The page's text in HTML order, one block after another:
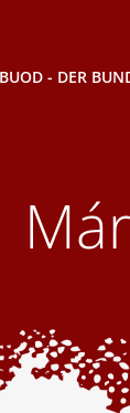
BUOD - DER